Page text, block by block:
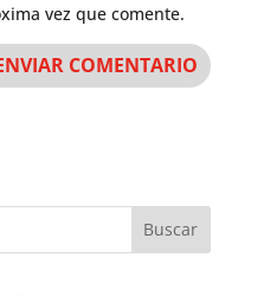
vez que comente.
Buscar